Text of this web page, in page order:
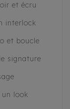
et écru
interlock
et boucle
signature
look